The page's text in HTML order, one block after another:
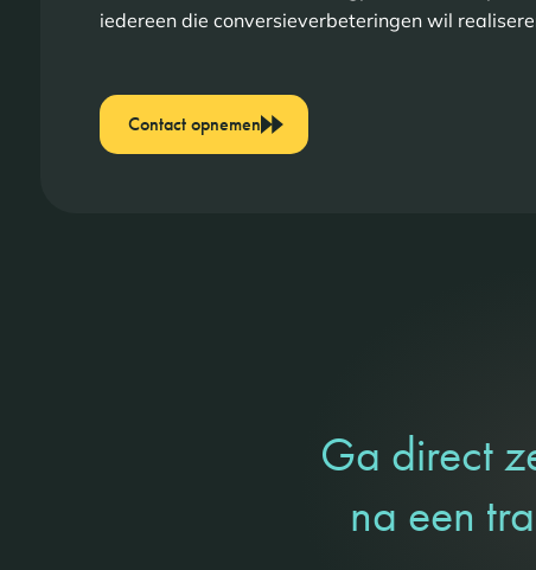
iedereen die conversieverbeteringen wil
Contact opnemen
Ga direct
na een